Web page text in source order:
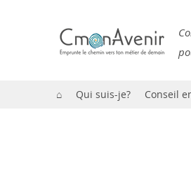
⌂ Qui suis-je? Conseil